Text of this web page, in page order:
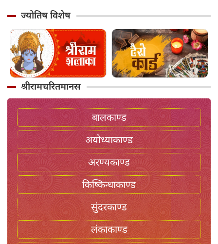
ज्योतिष विशेष
श्रीरामचरितमानस
बालकाण्ड
अयोध्याकाण्ड
अरण्यकाण्ड
किष्किन्धाकाण्ड
सुंदरकाण्ड
लंकाकाण्ड